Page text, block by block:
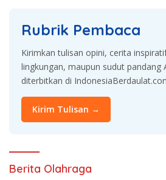
Rubrik Pembaca
Kirimkan tulisan opini, cerita
lingkungan, maupun sudut pandang
diterbitkan di
Kirim Tulisan →
Berita Olahraga